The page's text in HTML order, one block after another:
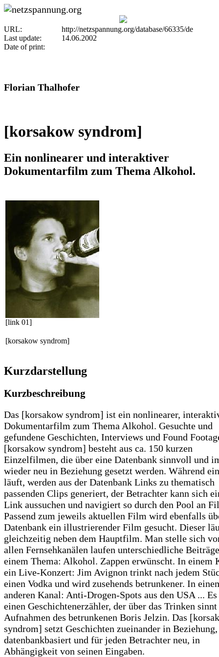
URL:
http://netzspannung.org/database/66335/de
Last update:
14.06.2002
Date of print:
Florian Thalhofer
[korsakow syndrom]
Ein nonlinearer und interaktiver
Dokumentarfilm zum Thema Alkohol.
[link 01]
[korsakow syndrom]
Kurzdarstellung
Kurzbeschreibung
Das [korsakow syndrom] ist ein nonlinearer,
Dokumentarfilm zum Thema Alkohol. Gesuchte und
gefundene Geschichten, Interviews und Found
[korsakow syndrom] besteht aus ca. 150 kurzen
Einzelfilmen, die über eine Datenbank sinnvoll und
wieder neu in Beziehung gesetzt werden. Während
läuft, werden aus der Datenbank Links zu thematisch
passenden Clips generiert, der Betrachter kann sich
Link aussuchen und navigiert so durch den Pool an
Passend zum jeweils aktuellen Film wird ebenfalls
Datenbank ein illustrierender Film gesucht. Dieser
gleichzeitig neben dem Hauptfilm. Man stelle sich
allen Fernsehkanälen laufen unterschiedliche
einem Thema: Alkohol. Zappen erwünscht. In einem
ein Live-Konzert: Jim Avignon trinkt nach jedem
einen Vodka und wird zusehends betrunkener. In
anderen Kanal: Anti-Drogen-Spots aus den USA ...
einen Geschichtenerzähler, der über das Trinken
Aufnahmen des betrunkenen Boris Jelzin. Das
syndrom] setzt Geschichten zueinander in Beziehung,
datenbankbasiert und für jeden Betrachter neu, in
Abhängigkeit von seinen Eingaben.